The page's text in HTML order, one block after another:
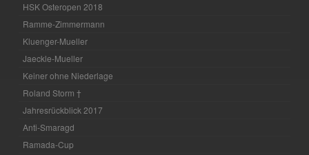
HSK Osteropen 2018
Ramme-Zimmermann
Kluenger-Mueller
Jaeckle-Mueller
Keiner ohne Niederlage
Roland Storm †
Jahresrückblick 2017
Anti-Smaragd
Ramada-Cup